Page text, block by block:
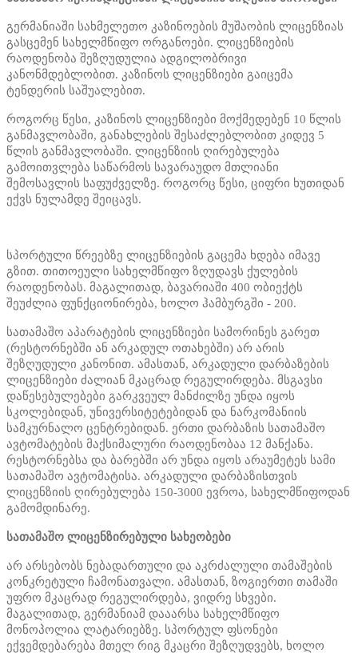
გერმანიაში სახმელეთო კაზინოების მუშაობის ლიცენზიას
გასცემენ სახელმწიფო ორგანოები. ლიცენზიების
რაოდენობა შეზღუდულია ადგილობრივი
კანონმდებლობით. კაზინოს ლიცენზიები გაიცემა
ტენდერის საშუალებით.
როგორც წესი, კაზინოს ლიცენზიები მოქმედებენ 10 წლის
განმავლობაში, განახლების შესაძლებლობით კიდევ 5
წლის განმავლობაში. ლიცენზიის ღირებულება
გამოითვლება საწარმოს სავარაუდო მთლიანი
შემოსავლის საფუძველზე. როგორც წესი, ციფრი ხუთიდან
ექვს ნულამდე შეიცავს.
სპორტული წრეებზე ლიცენზიების გაცემა ხდება იმავე
გზით. თითოეული სახელმწიფო ზღუდავს ქულების
რაოდენობას. მაგალითად, ბავარიაში 400 ობიექტს
შეუძლია ფუნქციონირება, ხოლო ჰამბურგში - 200.
სათამაშო აპარატების ლიცენზიები სამორინეს გარეთ
(რესტორნებში ან არკადულ ოთახებში) არ არის
შეზღუდული კანონით. ამასთან, არკადული დარბაზების
ლიცენზიები ძალიან მკაცრად რეგულირდება. მსგავსი
დაწესებულებები გარკვეულ მანძილზე უნდა იყოს
სკოლებიდან, უნივერსიტეტებიდან და ნარკომანიის
სამკურნალო ცენტრებიდან. ერთი დარბაზის სათამაშო
ავტომატების მაქსიმალური რაოდენობაა 12 მანქანა.
რესტორნებსა და ბარებში არ უნდა იყოს არაუმეტეს სამი
სათამაშო ავტომატისა. არკადული დარბაზისთვის
ლიცენზიის ღირებულება 150-3000 ევროა, სახელმწიფოდან
გამომდინარე.
სათამაშო ლიცენზირებული სახეობები
არ არსებობს ნებადართული და აკრძალული თამაშების
კონკრეტული ჩამონათვალი. ამასთან, ზოგიერთი თამაში
უფრო მკაცრად რეგულირდება, ვიდრე სხვები.
მაგალითად, გერმანიამ დააარსა სახელმწიფო
მონოპოლია ლატარიებზე. სპორტულ ფსონები
ექვემდებარება მთელ რიგ მკაცრი შეზღუდვებს, ხოლო